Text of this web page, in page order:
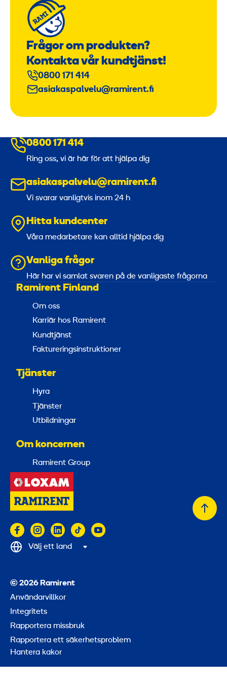
Frågor om produkten?
Kontakta vår kundtjänst!
0800 171 414
asiakaspalvelu@ramirent.fi
0800 171 414
Ring oss, vi är här för att hjälpa dig
asiakaspalvelu@ramirent.fi
Vi svarar vanligtvis inom 24 h
Hitta kundcenter
Våra medarbetare kan alltid hjälpa dig
Vanliga frågor
Här har vi samlat svaren på de vanligaste frågorna
Ramirent Finland
Om oss
Karriär hos Ramirent
Kundtjänst
Faktureringsinstruktioner
Tjänster
Hyra
Tjänster
Utbildningar
Om koncernen
Ramirent Group
© 2026 Ramirent
Användarvillkor
Integritets
Rapportera missbruk
Rapportera ett säkerhetsproblem
Hantera kakor
Välj ett land